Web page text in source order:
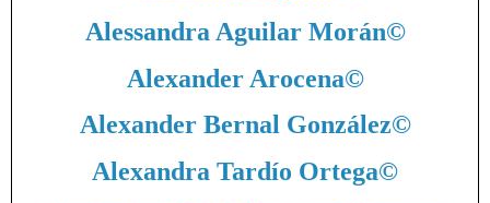
Alessandra Aguilar Morán©
Alexander Arocena©
Alexander Bernal González©
Alexandra Tardío Ortega©